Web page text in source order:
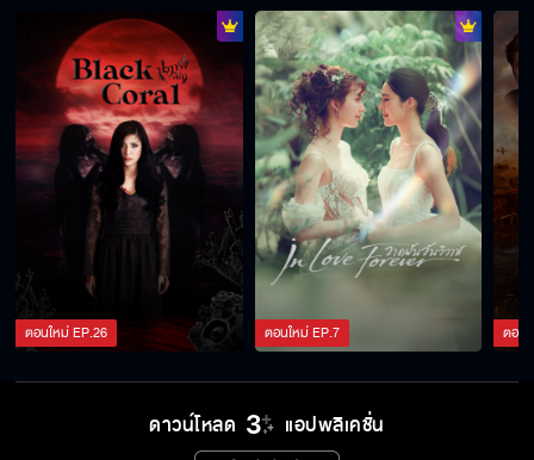
ตอนใหม่EP.26 ตอนใหม่EP.7 ตอน
ดาวน์โหลด แอปพลิเคชั่น